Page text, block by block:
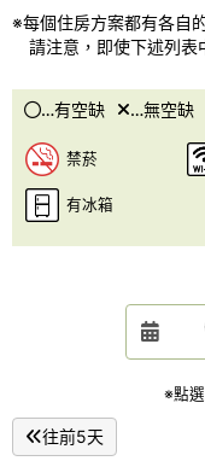
※每個住房方案都有各自
請注意，即使下述列表
…有空缺 …無空缺
禁菸
有冰箱
※點
往前5天